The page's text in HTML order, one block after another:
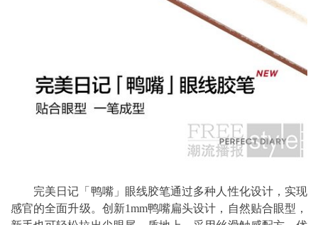
完美日记「鸭嘴」眼线胶笔通过多种人性化设计，实现
感官的全面升级。创新1mm鸭嘴扁头设计，自然贴合眼型，